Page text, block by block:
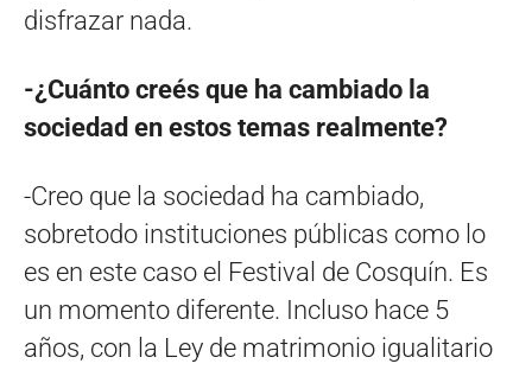
disfrazar nada.
-¿Cuánto creés que ha cambiado la
sociedad en estos temas realmente?
-Creo que la sociedad ha cambiado,
sobretodo instituciones públicas como lo
es en este caso el Festival de Cosquín. Es
un momento diferente. Incluso hace 5
años, con la Ley de matrimonio igualitario